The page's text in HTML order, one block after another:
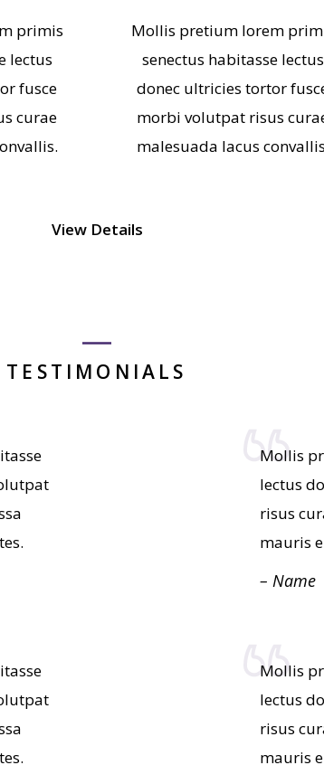
primis
lectus
fusce
curae
Mollis pretium lorem
senectus habitasse lectus
donec ultricies tortor
morbi volutpat risus
malesuada lacus
View Details
TESTIMONIALS
Mollis
lectus
risus
mauris
– Name
Mollis
lectus
risus
mauris